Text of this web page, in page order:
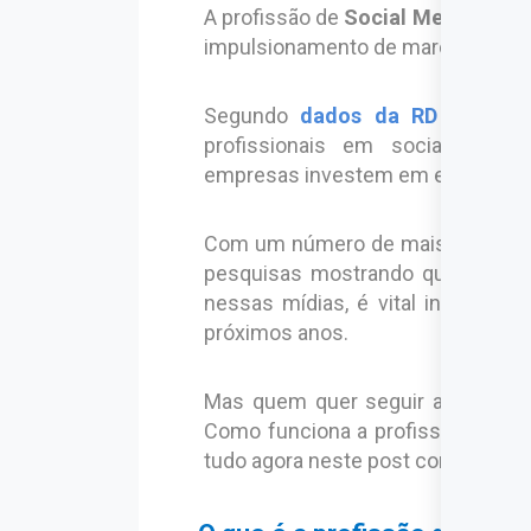
A profissão de Social Media
impulsionamento de marca,
Segundo dados da RD Station
profissionais em social media
empresas investem em
Com um número de mais de 4,7
pesquisas mostrando que ao
nessas mídias, é vital investir
próximos anos.
Mas quem quer seguir a carreira
Como funciona a profissão? E os
tudo agora neste post completo